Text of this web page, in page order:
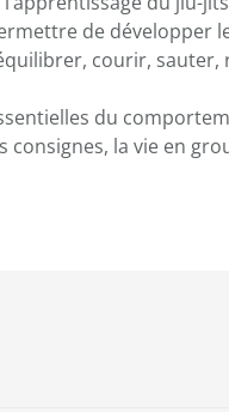
de développer
courir, sauter,
du
consignes, la vie en